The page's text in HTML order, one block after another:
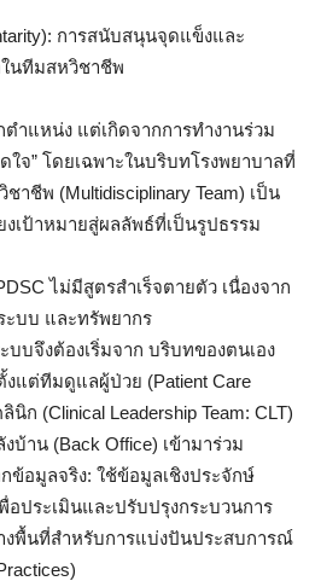
การสนับสนุนจุดแข็งและ
นทีมสหวิชาชีพ
ตำแหน่ง แต่เกิดจากการทำงานร่วม
ใจ” โดยเฉพาะในบริบทโรงพยาบาลที่
าชีพ (Multidisciplinary Team) เป็น
เป้าหมายสู่ผลลัพธ์ที่เป็นรูปธรรม
ไม่มีสูตรสำเร็จตายตัว เนื่องจาก
ะบบ และทรัพยากร
บจึงต้องเริ่มจาก บริบทของตนเอง
แต่ทีมดูแลผู้ป่วย (Patient Care
ก (Clinical Leadership Team: CLT)
าน (Back Office) เข้ามาร่วม
ข้อมูลจริง: ใช้ข้อมูลเชิงประจักษ์
พื่อประเมินและปรับปรุงกระบวนการ
งพื้นที่สำหรับการแบ่งปันประสบการณ์